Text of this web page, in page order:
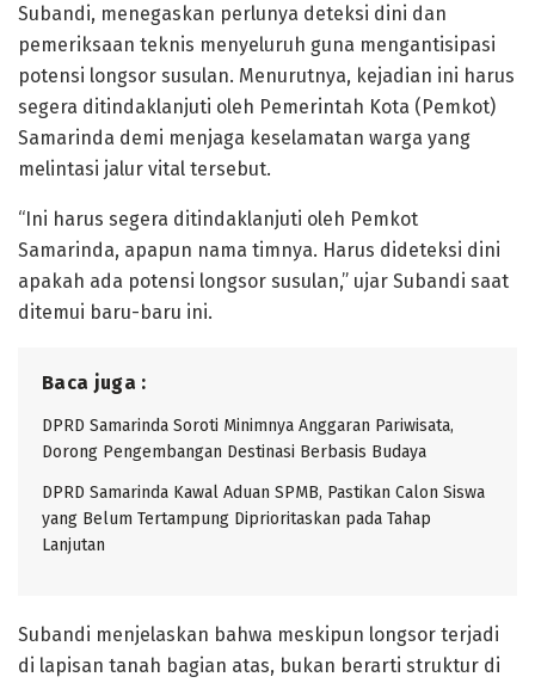
Subandi, menegaskan perlunya deteksi dini dan
pemeriksaan teknis menyeluruh guna mengantisipasi
potensi longsor susulan. Menurutnya, kejadian ini harus
segera ditindaklanjuti oleh Pemerintah Kota (Pemkot)
Samarinda demi menjaga keselamatan warga yang
melintasi jalur vital tersebut.
“Ini harus segera ditindaklanjuti oleh Pemkot
Samarinda, apapun nama timnya. Harus dideteksi dini
apakah ada potensi longsor susulan,” ujar Subandi saat
ditemui baru-baru ini.
Baca juga :
DPRD Samarinda Soroti Minimnya Anggaran Pariwisata,
Dorong Pengembangan Destinasi Berbasis Budaya
DPRD Samarinda Kawal Aduan SPMB, Pastikan Calon Siswa
yang Belum Tertampung Diprioritaskan pada Tahap
Lanjutan
Subandi menjelaskan bahwa meskipun longsor terjadi
di lapisan tanah bagian atas, bukan berarti struktur di